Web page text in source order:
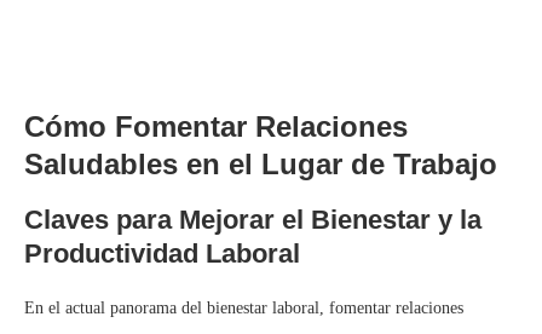
Cómo Fomentar Relaciones
Saludables en el Lugar de Trabajo
Claves para Mejorar el Bienestar y la
Productividad Laboral
En el actual panorama del bienestar laboral, fomentar relaciones